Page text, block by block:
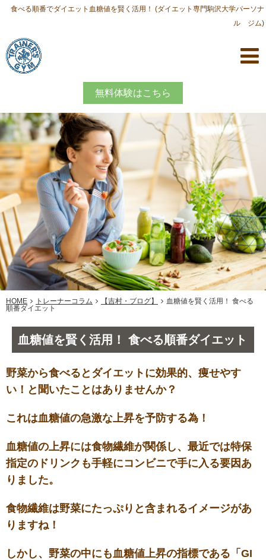
食べる順番でダイエット血糖値を賢く活用！ (ダイエット専門駒沢大学パーソナ
ル ジム)
無料体験はこちら
HOME トレーナーコラム 【吉村・ブログ】
血糖値を賢く活用！ 食べる
順番ダイエット
血糖値を賢く活用！ 食べる順番ダイエット
野菜から食べるとダイエットに効果的、痩せやす
い！と聞いたことはありませんか？
これは血糖値の急激な上昇を予防する為！
血糖値の上昇には食物繊維が関係し、最近では特保
指定のドリンクも手軽にコンビニで手に入る要因あ
りました。
食物繊維は野菜にたっぷりと含まれるイメージがあ
りますね！
しかし、野菜の中にも血糖値上昇の指標である「GI